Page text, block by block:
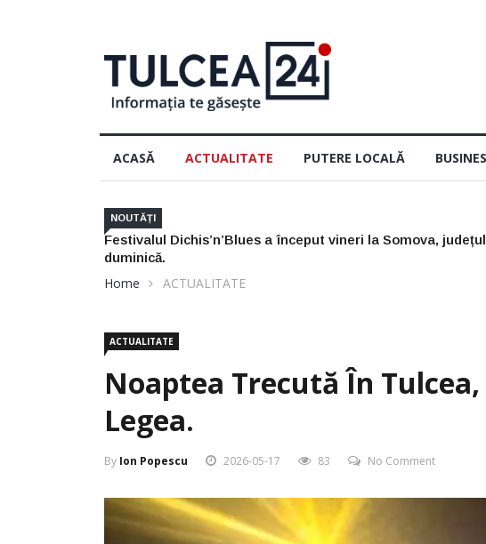
ACASĂ ACTUALITATE PUTERE LOCALĂ
NOUTĂȚI
Nu arunca actele de pescuit din 2025: mai sunt bune
Home ACTUALITATE
ACTUALITATE
Noaptea Trecută În
Legea.
By Ion Popescu 2026-05-17 83 No Comment